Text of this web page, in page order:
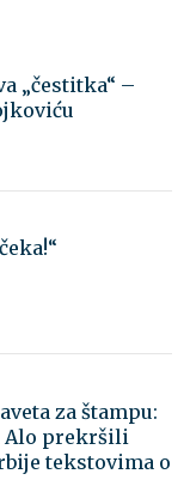
„čestitka“ –
za štampu:
Alo prekršili
tekstovima o